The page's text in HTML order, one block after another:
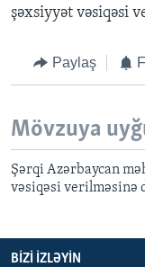
şəxsiyyət vəsiqəsi
Paylaş
Mövzuya
Şərqi Azərbaycan
vəsiqəsi verilməsinə
BIZI IZLƏYIN